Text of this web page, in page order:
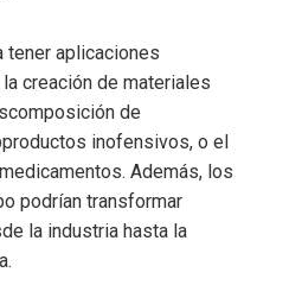
tener aplicaciones
creación de materiales
de
inofensivos, o el
Además, los
podrían transformar
la industria hasta la